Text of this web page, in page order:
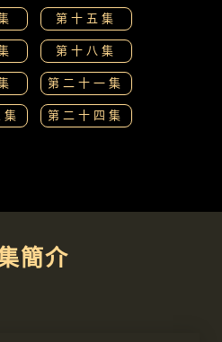
第十五集
第十八集
第二十一集
第二十四集
簡介